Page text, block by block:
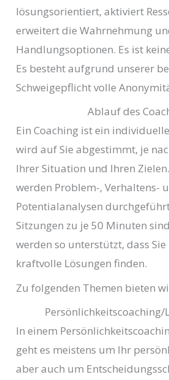
lösungsorientiert, aktiviert
erweitert die Wahrnehmung
Handlungsoptionen. Es ist
Es besteht aufgrund unserer
Schweigepflicht volle
Ablauf des
Ein Coaching ist ein
wird auf Sie abgestimmt, je
Ihrer Situation und Ihren
werden Problem-, Verhaltens-
Potentialanalysen
Sitzungen zu je 50 Minuten
werden so unterstützt, dass
kraftvolle Lösungen finden.
Zu folgenden Themen bieten
Persönlichkeitscoaching/
In einem
geht es meistens um Ihr
aber auch um